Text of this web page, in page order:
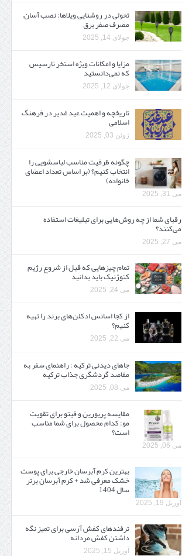
تحولی در روشنایی ویلاها: نصب آسان،
مصرف صفر برق
جولای 14, 2025
مزایا و امکانات ویژه استخر نارسیس
که نمی‌دانستید
جولای 12, 2025
تاریخچه و اهمیت عید غدیر در فرهنگ
اسلامی
ژوئن 03, 2025
چگونه ظرفیت مناسب لباسشویی را
انتخاب کنیم؟ (بر اساس تعداد اعضای
خانواده)
می 31, 2025
رقبای شما از چه روش‌هایی برای تبلیغات استفاده
می‌کنند؟
می 27, 2025
تمام چیزهایی که قبل از شروع رژیم
کتوژنیک باید بدانید‎
می 24, 2025
از کجا اسانس ادکلن‌های برند را تهیه
کنیم؟
می 22, 2025
جاهای دیدنی ترکیه : راهنمای سفر به
مقاصد گردشگری جذاب ترکیه
می 08, 2025
مقایسه پریورین و فیتو برای تقویت
مو: کدام محصول برای شما مناسب
است؟
می 06, 2025
بهترین کرم آبرسان خارجی برای پوست
خشک معرفی شد + کرم آبرسان برتر
سال 1404
آوریل 19, 2025
ترفندهای کفش آرسی برای تمیز نگه
داشتن کفش مردانه
آوریل 15, 2025